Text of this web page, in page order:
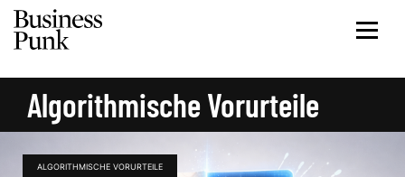
Algorithmische Vorurteile
ALGORITHMISCHE VORURTEILE